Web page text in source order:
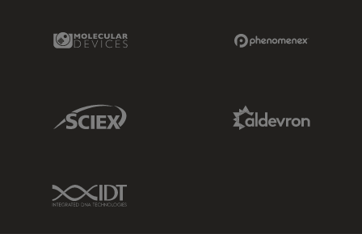
Molecular Devices Link
Sciex Link
IDT Link